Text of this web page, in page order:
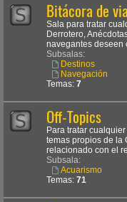
Bitácora de
Sala para tratar
Derrotero,
navegantes deseen
Subsalas:
Destinos
Navegación
Temas: 7
Off-Topics
Para tratar
temas propios de la
relacionado con el
Subsala:
Acuarismo
Temas: 71